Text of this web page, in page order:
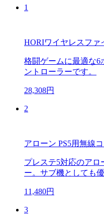
1
HORIワイヤレスファ
格闘ゲームに最適な6
ントローラーです。
28,308円
2
アローン PS5用無線
プレステ5対応のアロ
ー。サブ機としても優
11,480円
3